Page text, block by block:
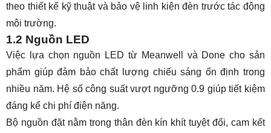
theo thiết kế kỹ thuật và bảo vệ linh kiện đèn trước tác động
môi trường.
1.2 Nguồn LED
Việc lựa chọn nguồn LED từ Meanwell và Done cho sản
phẩm giúp đảm bảo chất lượng chiếu sáng ổn định trong
nhiều năm. Hệ số công suất vượt ngưỡng 0.9 giúp tiết kiệm
đáng kể chi phí điện năng.
Bộ nguồn đặt nằm trong thân đèn kín khít tuyệt đối, cam kết